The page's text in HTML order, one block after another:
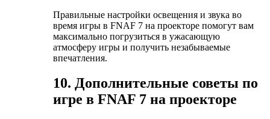
Правильные настройки освещения и звука во
время игры в FNAF 7 на проекторе помогут вам
максимально погрузиться в ужасающую
атмосферу игры и получить незабываемые
впечатления.
10. Дополнительные советы по
игре в FNAF 7 на проекторе